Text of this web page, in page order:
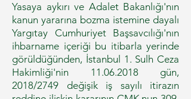
Yasaya aykırı ve Adalet Bakanlığı'nın
kanun yararına bozma istemine dayalı
Yargıtay Cumhuriyet Başsavcılığı'nın
ihbarname içeriği bu itibarla yerinde
görüldüğünden, İstanbul 1. Sulh Ceza
Hakimliği'nin 11.06.2018 gün,
2018/2749 değişik iş sayılı itirazın